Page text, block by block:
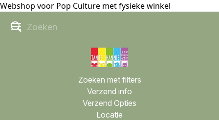
Webshop voor Pop Culture met fysieke winkel
Zoeken met filters
Verzend info
Verzend Opties
Locatie